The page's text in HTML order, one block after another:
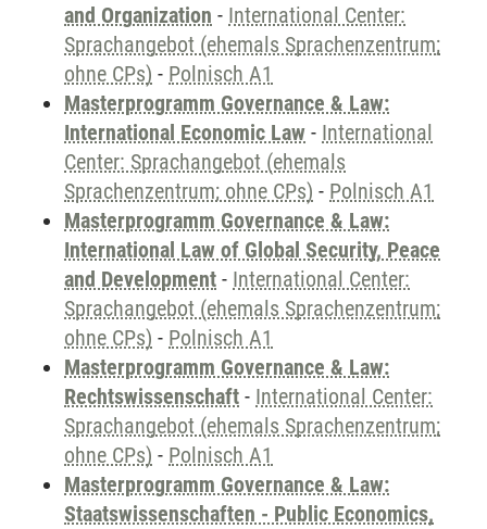
and Organization - International Center:
Sprachangebot (ehemals Sprachenzentrum;
ohne CPs) - Polnisch A1
Masterprogramm Governance & Law:
International Economic Law - International
Center: Sprachangebot (ehemals
Sprachenzentrum; ohne CPs) - Polnisch A1
Masterprogramm Governance & Law:
International Law of Global Security, Peace
and Development - International Center:
Sprachangebot (ehemals Sprachenzentrum;
ohne CPs) - Polnisch A1
Masterprogramm Governance & Law:
Rechtswissenschaft - International Center:
Sprachangebot (ehemals Sprachenzentrum;
ohne CPs) - Polnisch A1
Masterprogramm Governance & Law:
Staatswissenschaften - Public Economics,